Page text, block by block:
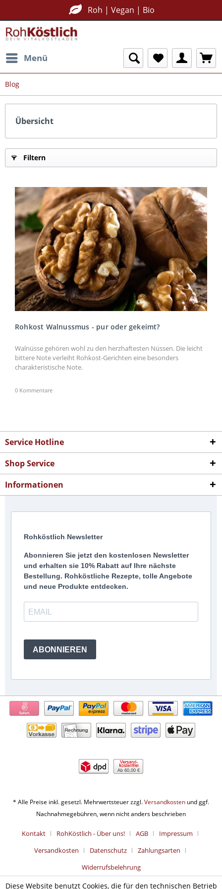
Roh | Vegan | Bio
Menü
Blog
Übersicht
Filtern
Rohkost Walnussmus - pur oder gekeimt?
Walnüsse gehören wohl zu den herzhaftesten Nüssen. Die leicht
bittere Note verleiht Rohkost-Gerichten eine besonders
charakteristische Note.
0 Kommentare
Service Hotline
Shop Service
Informationen
Rohköstlich Newsletter
Abonnieren Sie jetzt den kostenlosen Newsletter
und erhalten sie 10% Rabatt auf Ihre nächste
Bestellung. Rohköstliche Rezepte, tolle Angebote
und neue Produkte entdecken.
ABONNIEREN
Ab 60,00 €
* Alle Preise inkl. gesetzl. Mehrwertsteuer zzgl.Versandkosten und ggf.
Nachnahmegebühren, wenn nicht anders beschrieben
Kontakt RohKöstlich - Über uns! AGB
Impressum
Versandkosten
Datenschutz
Zahlungsarten
Widerrufsbelehrung
Diese Website benutzt Cookies, die für den technischen Betrieb